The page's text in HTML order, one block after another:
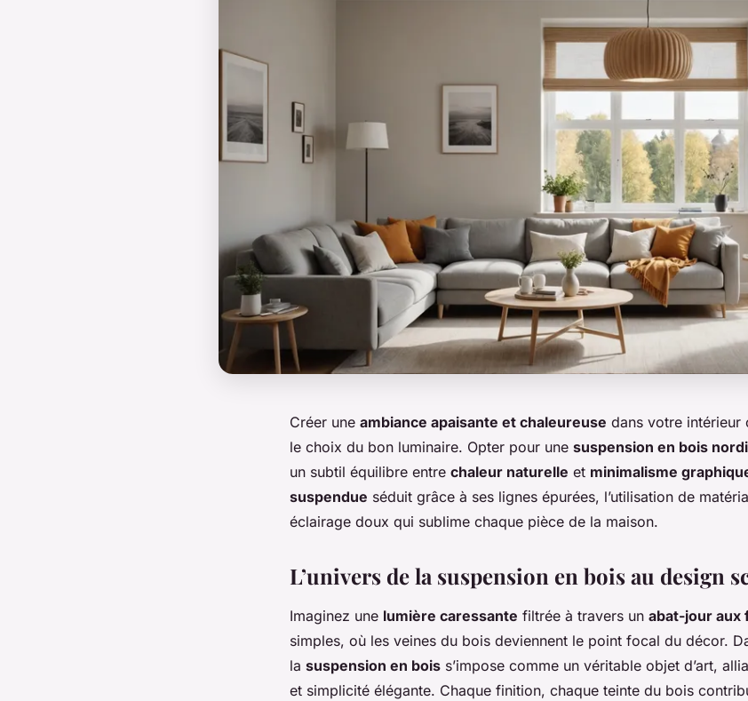
Créer une ambiance apaisante et chaleureuse dans votre intérieur
le choix du bon luminaire. Opter pour une suspension en bois
un subtil équilibre entre chaleur naturelle et minimalisme
suspendue séduit grâce à ses lignes épurées, l’utilisation de
éclairage doux qui sublime chaque pièce de la maison.
L’univers de la suspension en bois au design
Imaginez une lumière caressante filtrée à travers un abat-jour aux
simples, où les veines du bois deviennent le point focal du décor.
la suspension en bois s’impose comme un véritable objet d’art,
et simplicité élégante. Chaque finition, chaque teinte du bois